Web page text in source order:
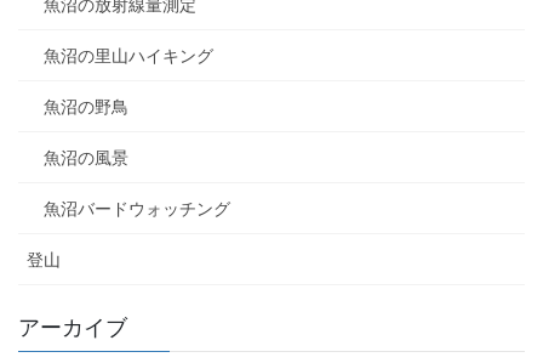
魚沼の放射線量測定
魚沼の里山ハイキング
魚沼の野鳥
魚沼の風景
魚沼バードウォッチング
登山
アーカイブ